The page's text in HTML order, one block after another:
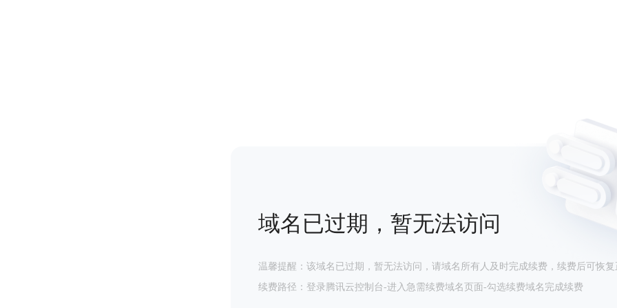
域名已过期，暂无法访问
温馨提醒：该域名已过期，暂无法访问，请域名所有人及时完成续费，续费后可恢复
续费路径：登录腾讯云控制台-进入急需续费域名页面-勾选续费域名完成续费